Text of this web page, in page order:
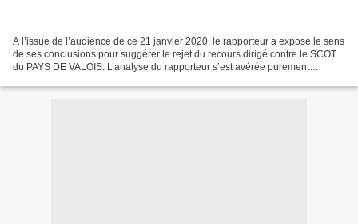
A l’issue de l’audience de ce 21 janvier 2020, le rapporteur a exposé le sens
de ses conclusions pour suggérer le rejet du recours dirigé contre le SCOT
du PAYS DE VALOIS. L’analyse du rapporteur s’est avérée purement